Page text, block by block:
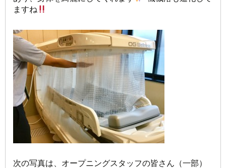
ますね
次の写真は、オープニングスタッフの皆さん（一部）